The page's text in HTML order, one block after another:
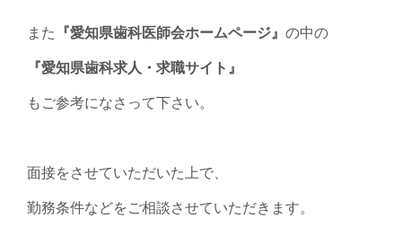
また 『愛知県歯科医師会ホームページ』 の中の
『愛知県歯科求人・求職サイト』
もご参考になさって下さい。
面接をさせていただいた上で、
勤務条件などをご相談させていただきます。